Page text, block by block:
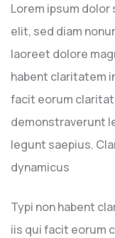
Lorem ipsum
elit, sed diam
laoreet dolore
habent claritatem
facit eorum
demonstraverunt
legunt saepius.
dynamicus
Typi non habent
iis qui facit eorum